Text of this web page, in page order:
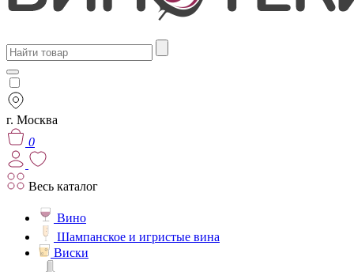
г. Москва
0
Весь каталог
Вино
Шампанское и игристые вина
Виски